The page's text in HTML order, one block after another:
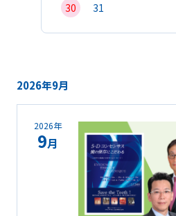
30
31
2026年9月
2026年
9月